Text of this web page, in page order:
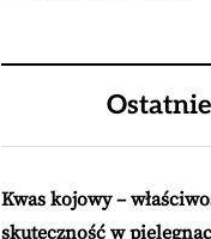
Kwas kojowy –
skuteczność w